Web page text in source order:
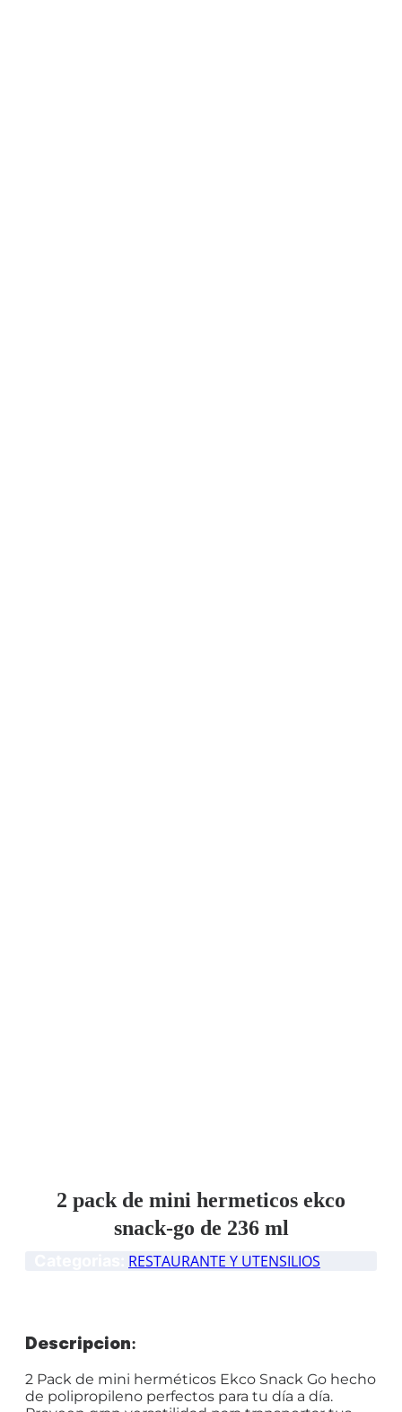
2 pack de mini hermeticos ekco
snack-go de 236 ml
RESTAURANTE Y UTENSILIOS
Descripción:
2 Pack de mini herméticos Ekco Snack Go hecho
de polipropileno perfectos para tu día a día.